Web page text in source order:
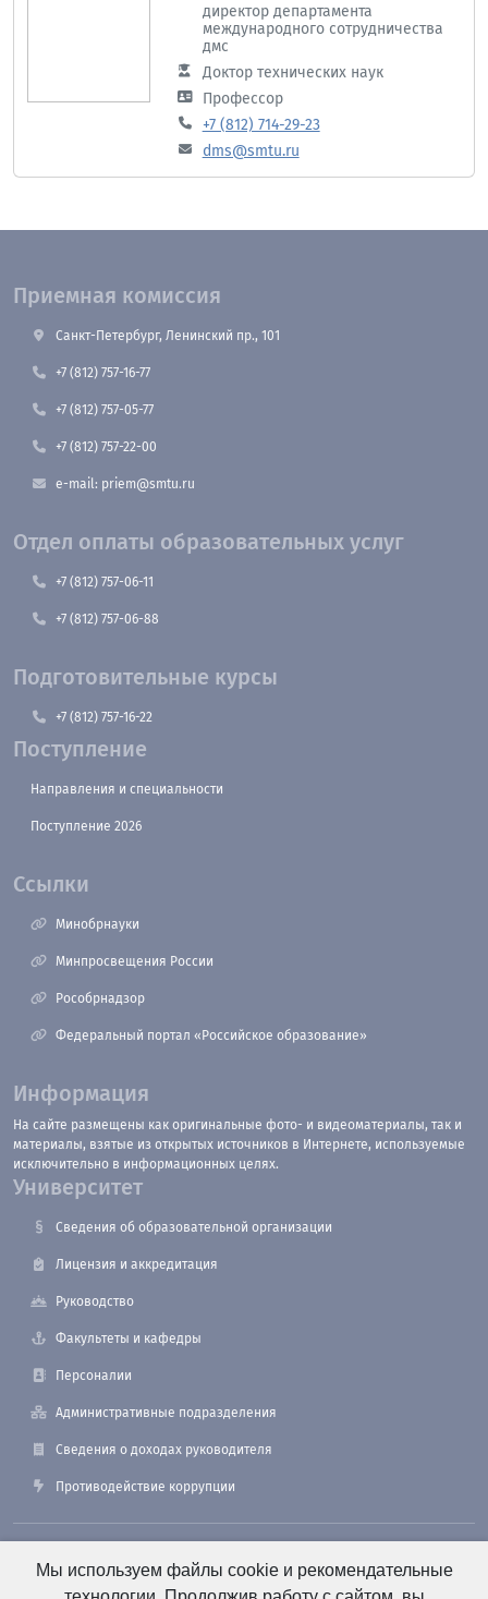
директор департамента
международного сотрудничества
дмс
Доктор технических наук
Профессор
+7 (812) 714-29-23
dms@smtu.ru
Приемная комиссия
Санкт-Петербург, Ленинский пр., 101
+7 (812) 757-16-77
+7 (812) 757-05-77
+7 (812) 757-22-00
e-mail: priem@smtu.ru
Отдел оплаты образовательных услуг
+7 (812) 757-06-11
+7 (812) 757-06-88
Подготовительные курсы
+7 (812) 757-16-22
Поступление
Направления и специальности
Поступление 2026
Ссылки
Минобрнауки
Минпросвещения России
Рособрнадзор
Федеральный портал «Российское образование»
Информация
На сайте размещены как оригинальные фото- и видеоматериалы, так и
материалы, взятые из открытых источников в Интернете, используемые
исключительно в информационных целях.
Университет
Сведения об образовательной организации
Лицензия и аккредитация
Руководство
Факультеты и кафедры
Персоналии
Административные подразделения
Сведения о доходах руководителя
Противодействие коррупции
190121, Санкт-Петербург, ул. Лоцманская, 3
Мы используем файлы cookie и рекомендательные